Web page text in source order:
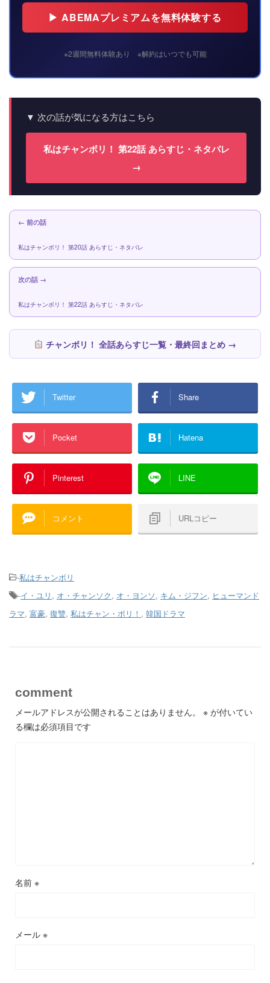
▶ ABEMAプレミアムを無料体験する
※2週間無料体験あり ※解約はいつでも可能
▼ 次の話が気になる方はこちら
私はチャンボリ！ 第22話 あらすじ・ネタバレ
→
← 前の話
私はチャンボリ！ 第20話 あらすじ・ネタバレ
次の話 →
私はチャンボリ！ 第22話 あらすじ・ネタバレ
チャンボリ！ 全話あらすじ一覧・最終回まとめ →
Twitter Share
Pocket Hatena
Pinterest LINE
コメント URLコピー
-私はチャンボリ
-イ・ユリ , オ・チャンソク, オ・ヨンソ, キム・ジフン, ヒューマンド
ラマ, 富豪, 復讐, 私はチャン・ボリ！ , 韓国ドラマ
comment
メールアドレスが公開されることはありません。 ※ が付いてい
る欄は必須項目です
名前 ※
メール ※